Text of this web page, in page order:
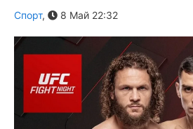
Спорт, 8 Май 22:32